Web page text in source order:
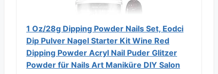
1 Oz/28g Dipping Powder Nails Set, Eodci
Dip Pulver Nagel Starter Kit Wine Red
Dipping Powder Acryl Nail Puder Glitzer
Powder für Nails Art Maniküre DIY Salon